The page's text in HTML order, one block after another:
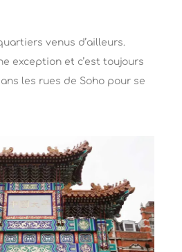
venus d’ailleurs.
exception et c’est toujours
les rues de Soho pour se